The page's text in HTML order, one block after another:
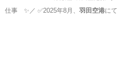
仕事 ✨／ ✅2025年8月、 羽田空港に